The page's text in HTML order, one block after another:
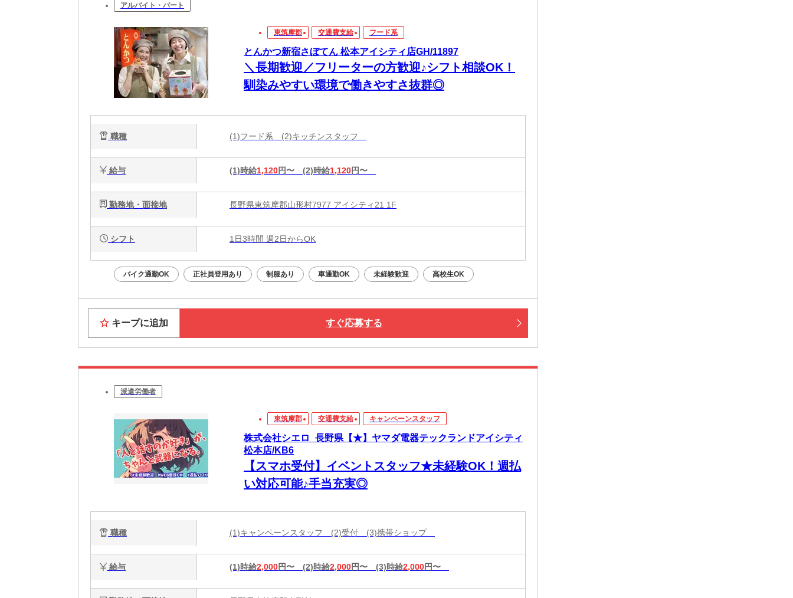
アルバイト・パート
東筑摩郡 交通費支給 フード系
とんかつ新宿さぼてん 松本アイシティ店GH/11897
＼長期歓迎／フリーターの方歓迎♪シフト相談OK！
馴染みやすい環境で働きやすさ抜群◎
職種 (1)フード系 (2)キッチンスタッフ
給与 (1)時給1,120円〜 (2)時給1,120円〜
勤務地・面接地 長野県東筑摩郡山形村7977 アイシティ21 1F
シフト 1日3時間 週2日からOK
バイク通勤OK 正社員登用あり 制服あり 車通勤OK 未経験歓迎 高校生OK
キープに追加 すぐ応募する
派遣労働者
東筑摩郡 交通費支給 キャンペーンスタッフ
株式会社シエロ_長野県【★】ヤマダ電器テックランドアイシティ
松本店/KB6
【スマホ受付】イベントスタッフ★未経験OK！週払
い対応可能♪手当充実◎
職種 (1)キャンペーンスタッフ (2)受付 (3)携帯ショップ
給与 (1)時給2,000円〜 (2)時給2,000円〜 (3)時給2,000円〜